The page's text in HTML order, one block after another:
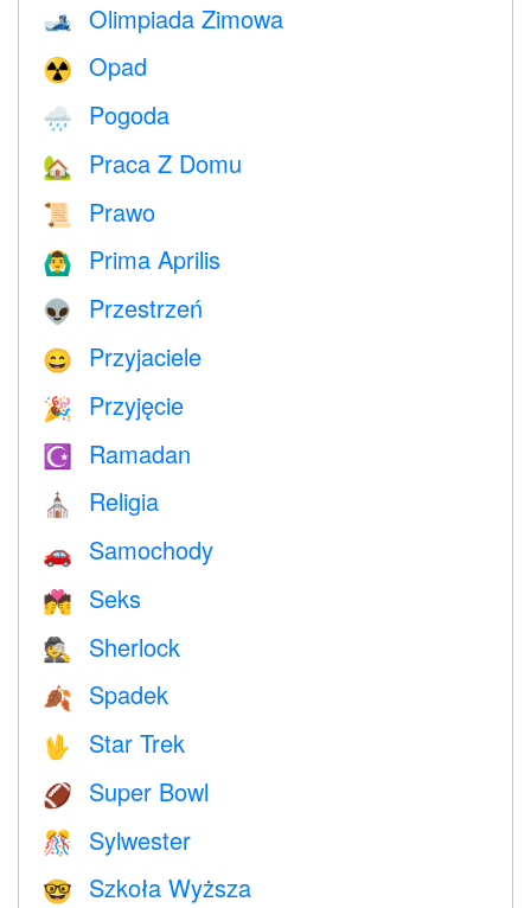
🎿 Olimpiada Zimowa
☢️ Opad
🌧 Pogoda
🏡 Praca Z Domu
📜 Prawo
🙆‍♂️ Prima Aprilis
👽 Przestrzeń
😄 Przyjaciele
🎉 Przyjęcie
☪️ Ramadan
⛪️ Religia
🚗 Samochody
💏 Seks
🕵️ Sherlock
🍂 Spadek
🖖 Star Trek
🏈 Super Bowl
🎊 Sylwester
🤓 Szkoła Wyższa